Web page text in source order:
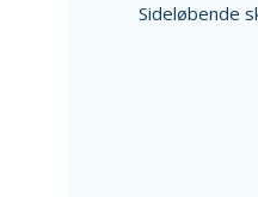
Sideløbende